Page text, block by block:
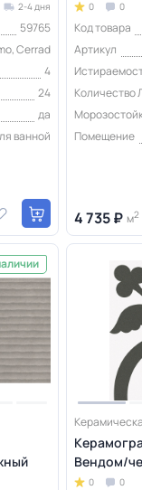
2-4 дня
59765
Cerrad
4
24
да
ванной
0 0
Код товара
Артикул
Количество
Помещение
4 735 ₽ м2
Вендом/
0 0